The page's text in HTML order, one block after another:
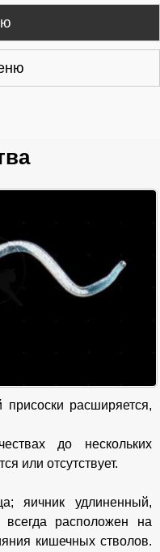
расширяется,
до нескольких
или отсутствует.
яичник удлиненный,
всегда расположен на
кишечных стволов.